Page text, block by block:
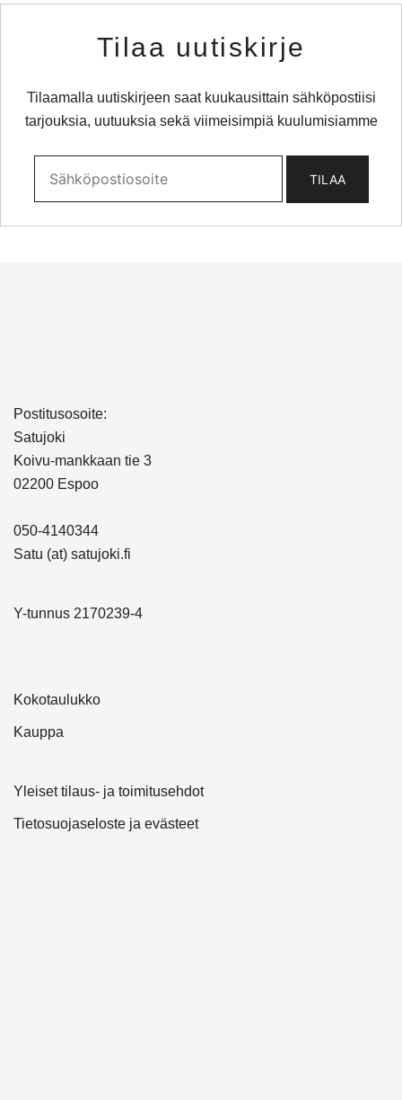
Tilaa uutiskirje
Tilaamalla uutiskirjeen saat kuukausittain sähköpostiisi
tarjouksia, uutuuksia sekä viimeisimpiä kuulumisiamme
Postitusosoite:
Satujoki
Koivu-mankkaan tie 3
02200 Espoo
050-4140344
Satu (at) satujoki.fi
Y-tunnus 2170239-4
Kokotaulukko
Kauppa
Yleiset tilaus- ja toimitusehdot
Tietosuojaseloste ja evästeet